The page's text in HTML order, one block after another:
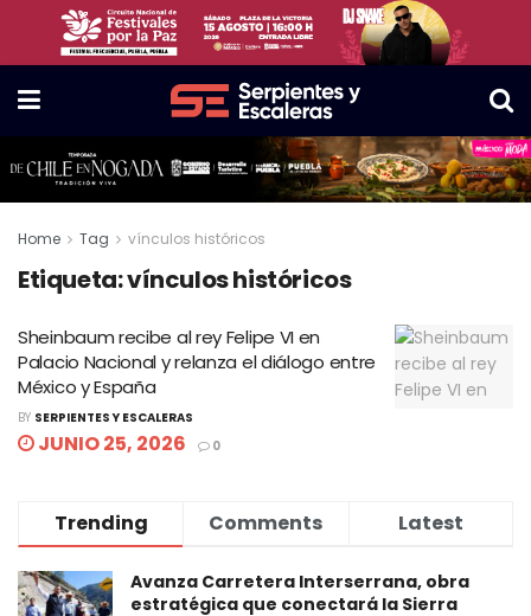
Home Tag vínculos históricos
Etiqueta:vínculos históricos
Sheinbaum recibe al rey Felipe VI en
Palacio Nacional y relanza el diálogo entre
México y España
BY SERPIENTES Y ESCALERAS
JUNIO 25, 2026 0
Trending Comments Latest
Avanza Carretera Interserrana, obra
estratégica que conectará la Sierra